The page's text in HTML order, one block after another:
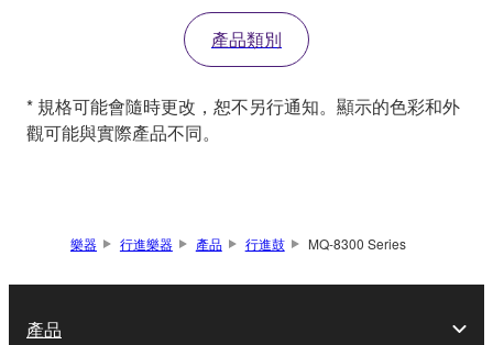
產品類別
* 規格可能會隨時更改，恕不另行通知。顯示的色彩和外
觀可能與實際產品不同。
樂器 行進樂器 產品 行進鼓 MQ-8300 Series
產品